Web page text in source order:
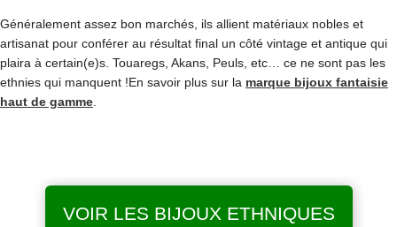
Généralement assez bon marchés, ils allient matériaux nobles et
artisanat pour conférer au résultat final un côté vintage et antique qui
plaira à certain(e)s. Touaregs, Akans, Peuls, etc… ce ne sont pas les
ethnies qui manquent !En savoir plus sur la marque bijoux fantaisie
haut de gamme
VOIR LES BIJOUX ETHNIQUES